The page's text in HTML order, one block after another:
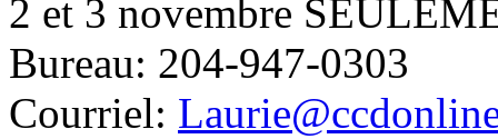
2 et 3 novembre
Bureau: 204-947-0303
Courriel: